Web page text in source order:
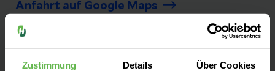
Zustimmung Details Über Cookies
Anfahrt auf Google Maps
Tel:
Fax: 0203 755-1610